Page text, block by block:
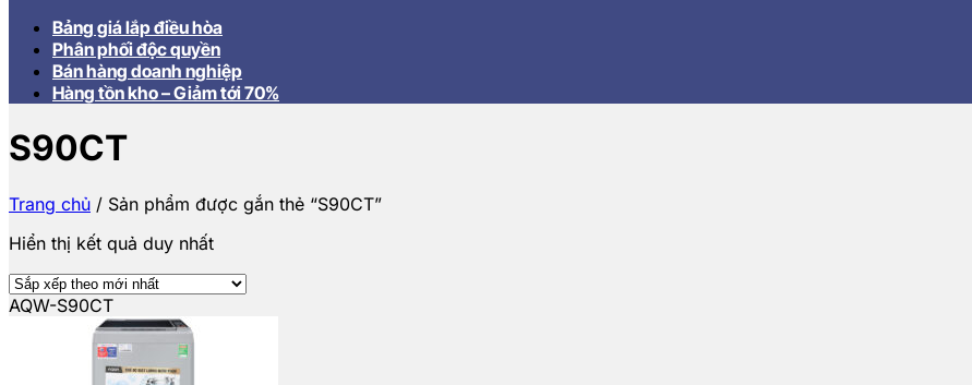
Bảng giá lắp điều hòa
Phân phối độc quyền
Bán hàng doanh nghiệp
Hàng tồn kho – Giảm tới 70%
S90CT
Trang chủ / Sản phẩm được gắn thẻ “S90CT”
Hiển thị kết quả duy nhất
AQW-S90CT